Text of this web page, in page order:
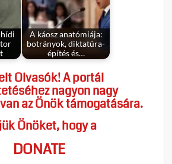
A káosz anatómiája:
botrányok, diktatúra-
építés és…
Olvasók! A portál
nagyon nagy
az Önök támogatására.
Önöket, hogy a
DONATE